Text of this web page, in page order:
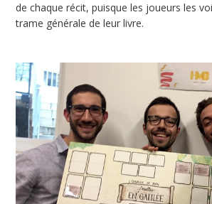
de chaque récit, puisque les joueurs les
trame générale de leur livre.